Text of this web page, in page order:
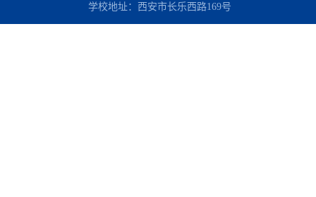
学校地址：西安市长乐西路169号